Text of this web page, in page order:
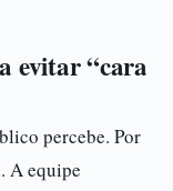
evitar “cara
percebe. Por
A equipe